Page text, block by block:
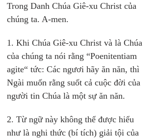
Trong Danh Chúa Giê-xu Christ của
chúng ta. A-men.
1. Khi Chúa Giê-xu Christ và là Chúa
của chúng ta nói rằng “Poenitentiam
agite“ tức: Các ngươi hãy ăn năn, thì
Ngài muốn rằng suốt cả cuộc đời của
người tin Chúa là một sự ăn năn.
2. Từ ngữ này không thể được hiểu
như là nghi thức (bí tích) giải tội của